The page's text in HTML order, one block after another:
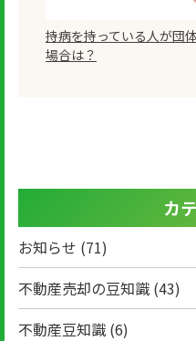
持病を持っている人が団
場合は？
カ
お知らせ (71)
不動産売却の豆知識 (43)
不動産豆知識 (6)